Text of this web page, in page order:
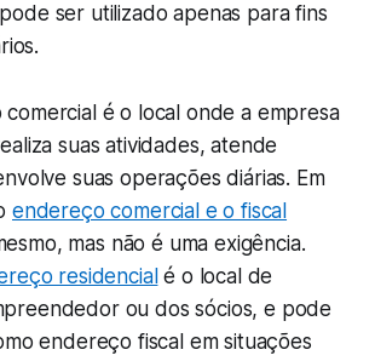
ser utilizado apenas para fins
é o local onde a empresa
suas atividades, atende
suas operações diárias. Em
endereço comercial e o fiscal
mas não é uma exigência.
residencial é o local de
ou dos sócios, e pode
endereço fiscal em situações